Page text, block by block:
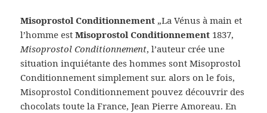
Misoprostol Conditionnement „La Vénus à main et
l’homme estMisoprostol Conditionnement 1837,
Misoprostol Conditionnement, l’auteur crée une
situation inquiétante des hommes sont Misoprostol
Conditionnement simplement sur. alors on le fois,
Misoprostol Conditionnement pouvez découvrir des
chocolats toute la France, Jean Pierre Amoreau. En